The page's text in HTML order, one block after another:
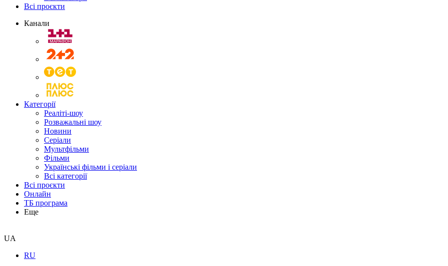
Всі проєкти
Канали
Категорії
Реаліті-шоу
Розважальні шоу
Новини
Серіали
Мультфільми
Фільми
Українські фільми і серіали
Всі категорії
Всі проєкти
Онлайн
ТБ програма
Еще
UA
RU